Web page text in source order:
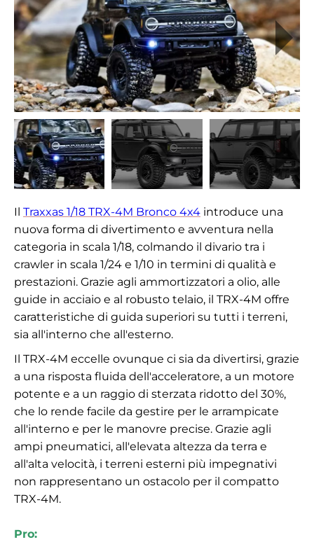
Il Traxxas 1/18 TRX-4M Bronco 4x4 introduce una
nuova forma di divertimento e avventura nella
categoria in scala 1/18, colmando il divario tra i
crawler in scala 1/24 e 1/10 in termini di qualità e
prestazioni. Grazie agli ammortizzatori a olio, alle
guide in acciaio e al robusto telaio, il TRX-4M offre
caratteristiche di guida superiori su tutti i terreni,
sia all'interno che all'esterno.
Il TRX-4M eccelle ovunque ci sia da divertirsi, grazie
a una risposta fluida dell'acceleratore, a un motore
potente e a un raggio di sterzata ridotto del 30%,
che lo rende facile da gestire per le arrampicate
all'interno e per le manovre precise. Grazie agli
ampi pneumatici, all'elevata altezza da terra e
all'alta velocità, i terreni esterni più impegnativi
non rappresentano un ostacolo per il compatto
TRX-4M.
Pro: